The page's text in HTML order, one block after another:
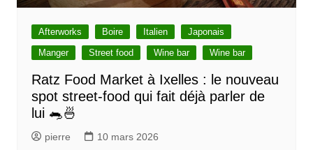
Afterworks Boire Italien
Japonais
Manger
Street food Wine bar Wine bar
Ratz Food Market à Ixelles : le nouveau
spot street-food qui fait déjà parler de
lui 🐀🍜
pierre 10 mars 2026